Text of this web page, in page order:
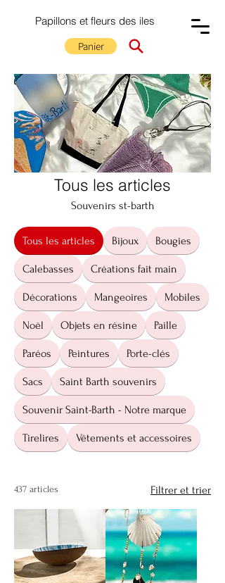
Papillons et fleurs des iles
Panier
Tous les articles
Souvenirs st-barth
Tous les articles Bijoux Bougies
Calebasses Créations fait main
Décorations Mangeoires Mobiles
Noël Objets en résine Paille
Paréos Peintures Porte-clés
Sacs Saint Barth souvenirs
Souvenir Saint-Barth - Notre marque
Tirelires Vêtements et accessoires
437 articles Filtrer et trier